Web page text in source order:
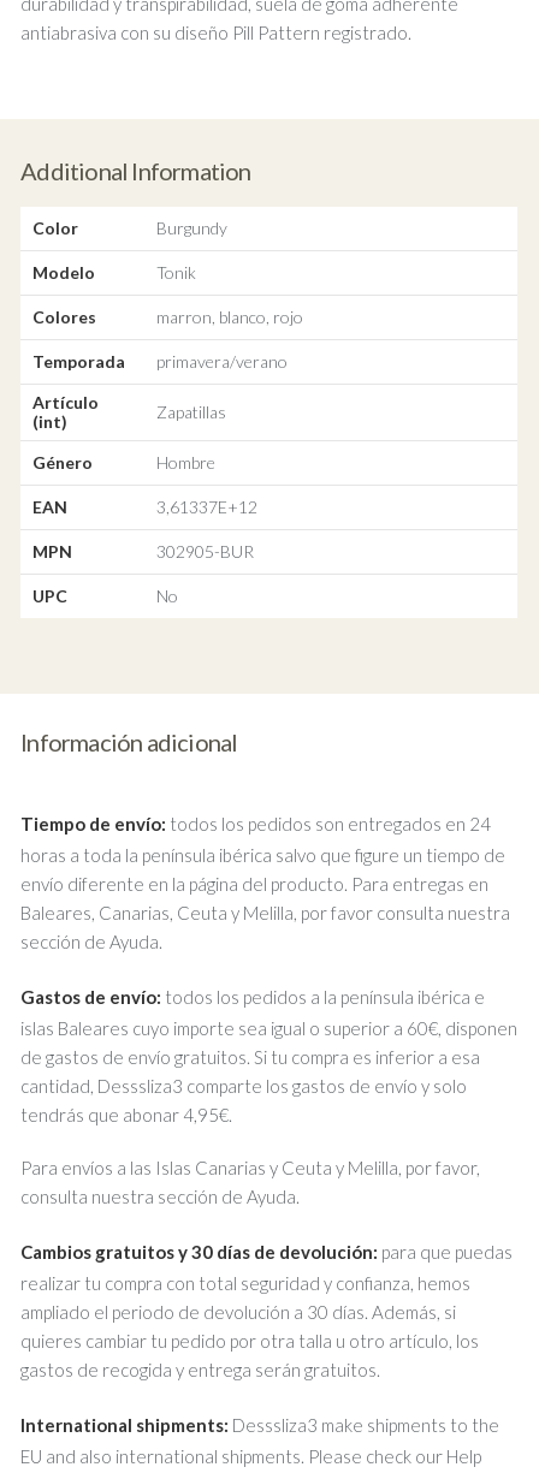
antiabrasiva con su diseño Pill Pattern registrado.
Additional Information
Color Burgundy
Modelo Tonik
Colores marron, blanco, rojo
Temporada
primavera/verano
Artículo
(int)
Zapatillas
Género Hombre
EAN 3,61337E+12
MPN 302905-BUR
UPC No
Información adicional
Tiempo de envío: todos los pedidos son entregados en 24
horas a toda la península ibérica salvo que figure un tiempo de
envío diferente en la página del producto. Para entregas en
Baleares, Canarias, Ceuta y Melilla, por favor consulta nuestra
sección de Ayuda.
Gastos de envío: todos los pedidos a la península ibérica e
islas Baleares cuyo importe sea igual o superior a 60€, disponen
de gastos de envío gratuitos. Si tu compra es inferior a esa
cantidad, Desssliza3 comparte los gastos de envío y solo
tendrás que abonar 4,95€.
Para envíos a las Islas Canarias y Ceuta y Melilla, por favor,
consulta nuestra sección de Ayuda.
Cambios gratuitos y 30 días de devolución: para que puedas
realizar tu compra con total seguridad y confianza, hemos
ampliado el periodo de devolución a 30 días. Además, si
quieres cambiar tu pedido por otra talla u otro artículo, los
gastos de recogida y entrega serán gratuitos.
International shipments: Desssliza3 make shipments to the
EU and also international shipments. Please check our Help